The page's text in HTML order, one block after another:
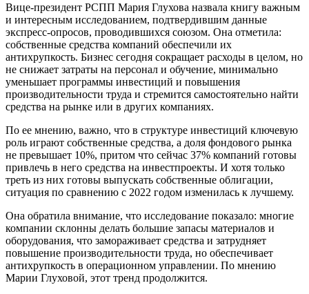
Вице-президент РСПП Мария Глухова назвала книгу важным
и интересным исследованием, подтвердившим данные
экспресс-опросов, проводившихся союзом. Она отметила:
собственные средства компаний обеспечили их
антихрупкость. Бизнес сегодня сокращает расходы в целом, но
не снижает затраты на персонал и обучение, минимально
уменьшает программы инвестиций и повышения
производительности труда и стремится самостоятельно найти
средства на рынке или в других компаниях.
По ее мнению, важно, что в структуре инвестиций ключевую
роль играют собственные средства, а доля фондового рынка
не превышает 10%, притом что сейчас 37% компаний готовы
привлечь в него средства на инвестпроекты. И хотя только
треть из них готовы выпускать собственные облигации,
ситуация по сравнению с 2022 годом изменилась к лучшему.
Она обратила внимание, что исследование показало: многие
компании склонны делать большие запасы материалов и
оборудования, что замораживает средства и затрудняет
повышение производительности труда, но обеспечивает
антихрупкость в операционном управлении. По мнению
Марии Глуховой, этот тренд продолжится.